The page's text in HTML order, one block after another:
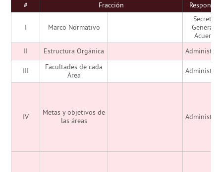
#
Fracción
I Marco Normativo
General
Acuerdos
II
Estructura Orgánica
III
Facultades de cada
Área
IV
Metas y objetivos de
las áreas